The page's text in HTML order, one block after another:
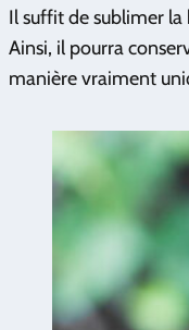
Il suffit de sublimer
Ainsi, il pourra
manière vraiment